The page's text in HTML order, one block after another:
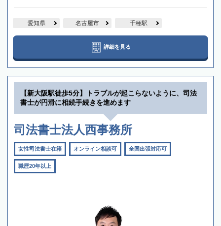
愛知県 名古屋市 千種駅
詳細を見る
【新大阪駅徒歩5分】トラブルが起こらないように、司法
書士が円滑に相続手続きを進めます
司法書士法人西事務所
女性司法書士在籍 オンライン相談可 全国出張対応可
職歴20年以上